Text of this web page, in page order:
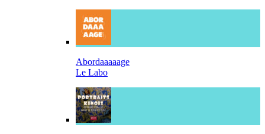
Abordaaaaage
Le Labo